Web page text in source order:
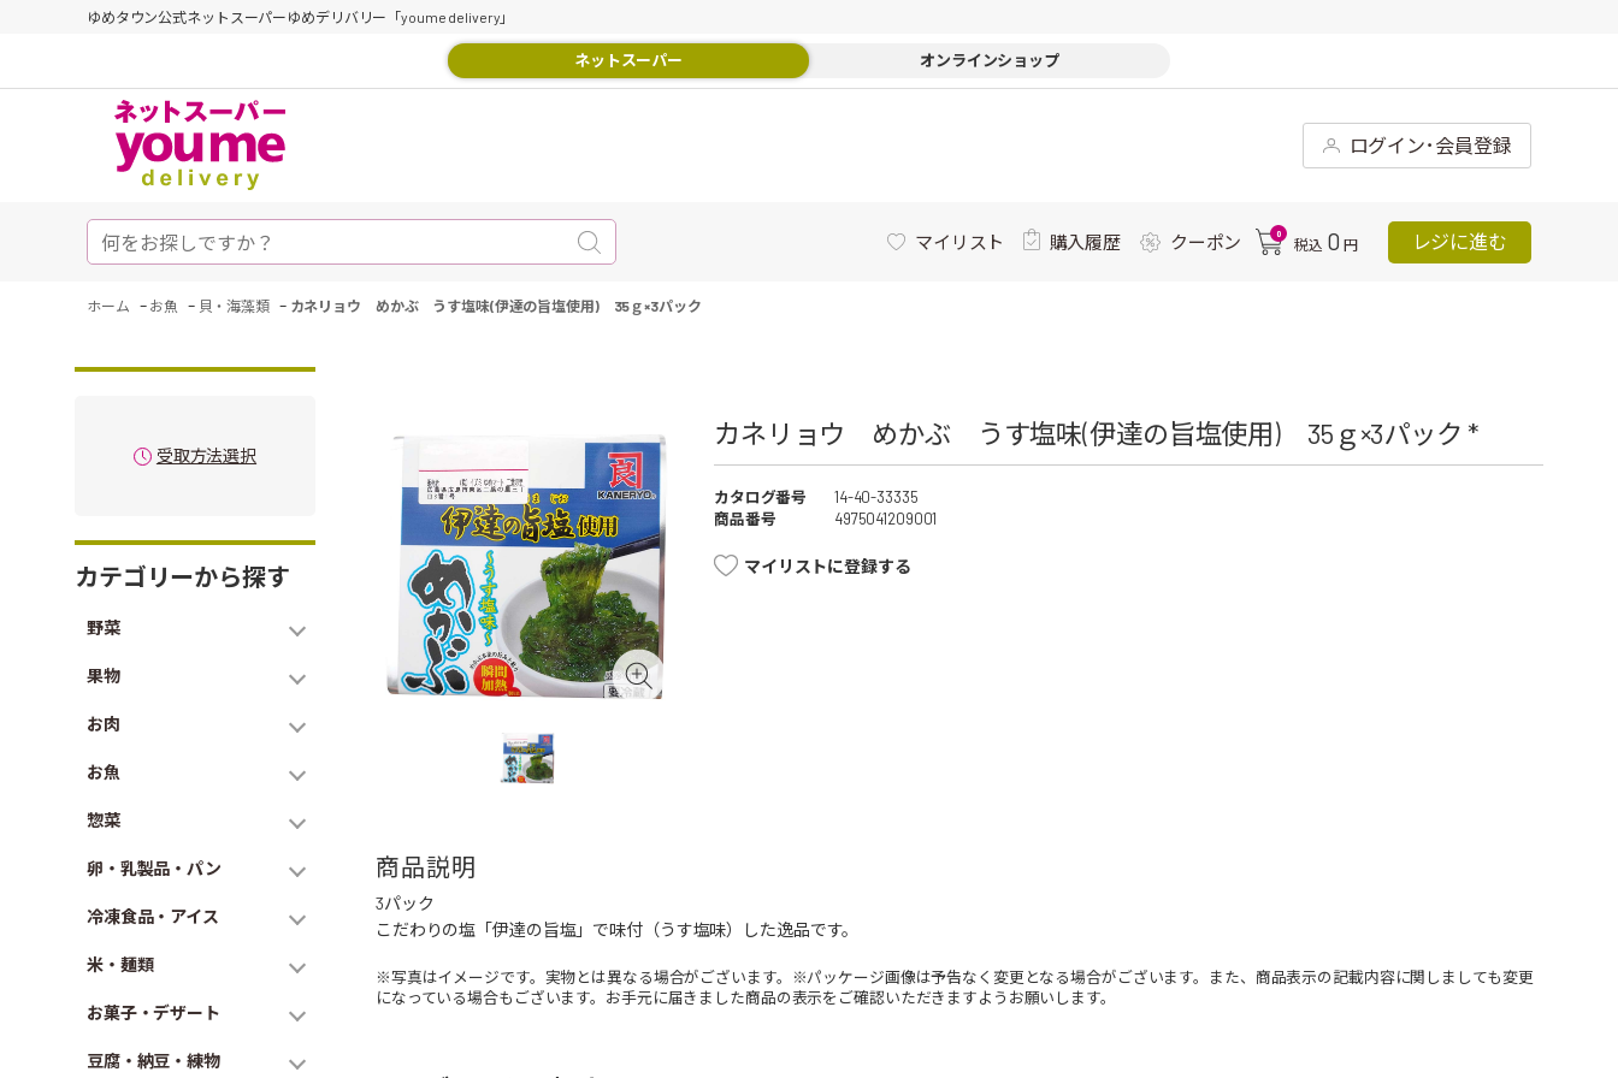
ゆめタウン公式ネットスーパーゆめデリバリー「youme delivery」
ネットスーパー オンラインショップ
ログイン･会員登録
マイリスト 購入履歴 クーポン 0
税込 0 円 レジに進む
ホーム - お魚 - 貝・海藻類 - カネリョウ めかぶ うす塩味(伊達の旨塩使用) 35ｇ×3パック
受取方法選択
カテゴリーから探す
野菜
果物
お肉
お魚
惣菜
卵・乳製品・パン
冷凍食品・アイス
米・麺類
お菓子・デザート
豆腐・納豆・練物
カネリョウ めかぶ うす塩味(伊達の旨塩使用) 35ｇ×3パック *
カタログ番号
14-40-33335
商品番号
4975041209001
マイリストに登録する
商品説明
3パック
こだわりの塩「伊達の旨塩」で味付（うす塩味）した逸品です。
※写真はイメージです。実物とは異なる場合がございます。※パッケージ画像は予告なく変更となる場合がございます。また、商品表示の記載内容に関しましても変更
になっている場合もございます。お手元に届きました商品の表示をご確認いただきますようお願いします。